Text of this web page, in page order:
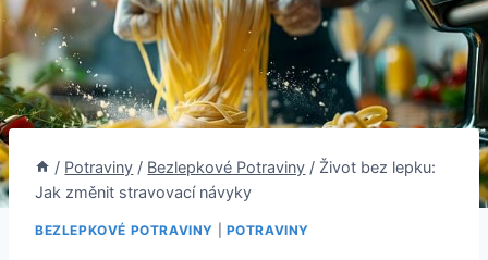
/ Potraviny / Bezlepkové Potraviny / Život bez lepku:
Jak změnit stravovací návyky
BEZLEPKOVÉ POTRAVINY POTRAVINY